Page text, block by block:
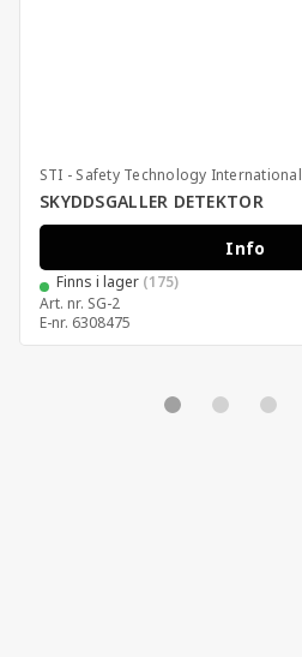
STI - Safety Technology International
SKYDDSGALLER DETEKTOR
Info
Finns i lager (175)
Art. nr. SG-2
E-nr. 6308475